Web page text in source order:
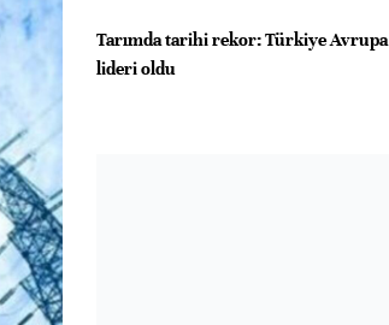
Tarımda tarihi rekor: Türkiye Avrupa
lideri oldu